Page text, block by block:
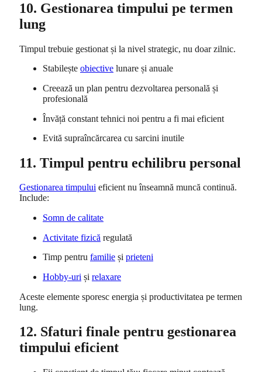
10. Gestionarea timpului pe termen
lung
Timpul trebuie gestionat și la nivel strategic, nu doar zilnic.
Stabilește obiective lunare și anuale
Creează un plan pentru dezvoltarea personală și
profesională
Învăță constant tehnici noi pentru a fi mai eficient
Evită supraîncărcarea cu sarcini inutile
11. Timpul pentru echilibru personal
Gestionarea timpului eficient nu înseamnă muncă continuă.
Include:
Somn de calitate
Activitate fizică regulată
Timp pentru familie și prieteni
Hobby-uri și relaxare
Aceste elemente sporesc energia și productivitatea pe termen
lung.
12. Sfaturi finale pentru gestionarea
timpului eficient